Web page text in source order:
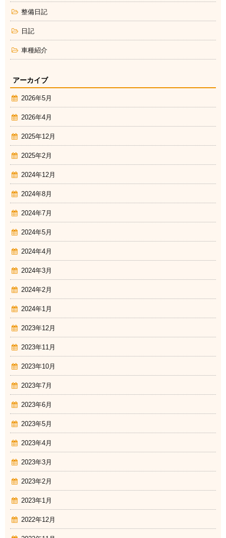
整備日記
日記
車種紹介
アーカイブ
2026年5月
2026年4月
2025年12月
2025年2月
2024年12月
2024年8月
2024年7月
2024年5月
2024年4月
2024年3月
2024年2月
2024年1月
2023年12月
2023年11月
2023年10月
2023年7月
2023年6月
2023年5月
2023年4月
2023年3月
2023年2月
2023年1月
2022年12月